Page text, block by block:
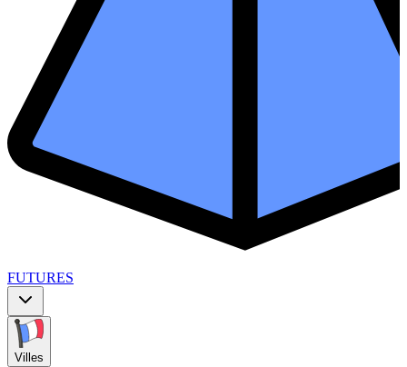
FUTURES
Villes